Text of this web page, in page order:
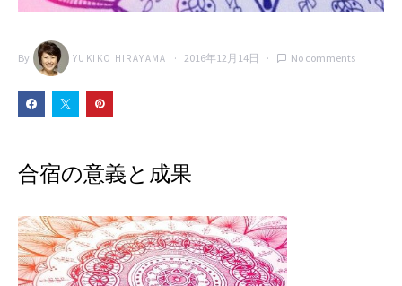
By YUKIKO HIRAYAMA 2016年12月14日 No comments
合宿の意義と成果